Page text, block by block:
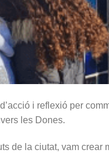
i reflexió per
les Dones.
de la ciutat, vam crear